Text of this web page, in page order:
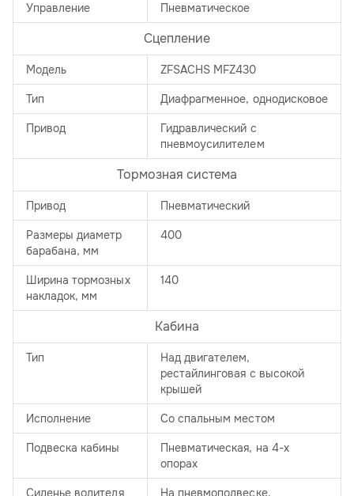
Управление Пневматическое
Сцепление
Модель ZFSACHS MFZ430
Тип Диафрагменное, однодисковое
Привод
Гидравлический с
пневмоусилителем
Тормозная система
Привод Пневматический
Размеры диаметр
барабана, мм
400
Ширина тормозных
накладок, мм
140
Кабина
Тип
Над двигателем,
рестайлинговая с высокой
крышей
Исполнение Со спальным местом
Подвеска кабины
Пневматическая, на 4-х
опорах
Сиденье водителя На пневмоподвеске,